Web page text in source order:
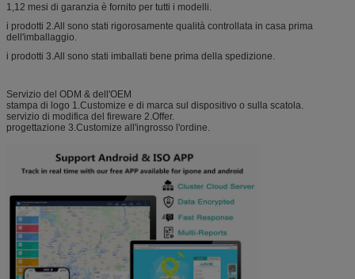
1,12 mesi di garanzia è fornito per tutti i modelli.
i prodotti 2.All sono stati rigorosamente qualità controllata in casa prima
dell'imballaggio.
i prodotti 3.All sono stati imballati bene prima della spedizione.
Servizio del ODM & dell'OEM
stampa di logo 1.Customize e di marca sul dispositivo o sulla scatola.
servizio di modifica del fireware 2.Offer.
progettazione 3.Customize all'ingrosso l'ordine.